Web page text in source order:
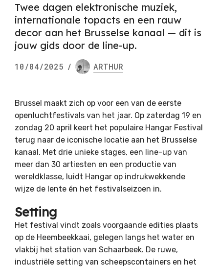
Twee dagen elektronische muziek,
internationale topacts en een rauw
decor aan het Brusselse kanaal — dit is
jouw gids door de line-up.
10/04/2025 / ARTHUR
Brussel maakt zich op voor een van de eerste
openluchtfestivals van het jaar. Op zaterdag 19 en
zondag 20 april keert het populaire Hangar Festival
terug naar de iconische locatie aan het Brusselse
kanaal. Met drie unieke stages, een line-up van
meer dan 30 artiesten en een productie van
wereldklasse, luidt Hangar op indrukwekkende
wijze de lente én het festivalseizoen in.
Setting
Het festival vindt zoals voorgaande edities plaats
op de Heembeekkaai, gelegen langs het water en
vlakbij het station van Schaarbeek. De ruwe,
industriële setting van scheepscontainers en het